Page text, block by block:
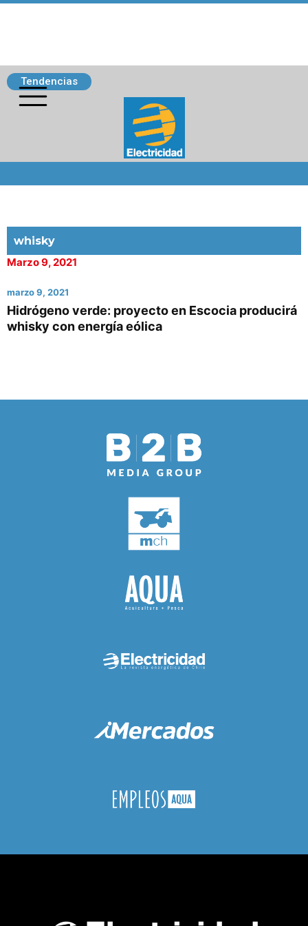
Tendencias
whisky
Marzo 9, 2021
marzo 9, 2021
Hidrógeno verde: proyecto en Escocia producirá
whisky con energía eólica